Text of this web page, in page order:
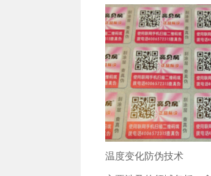
温度变化防伪技术